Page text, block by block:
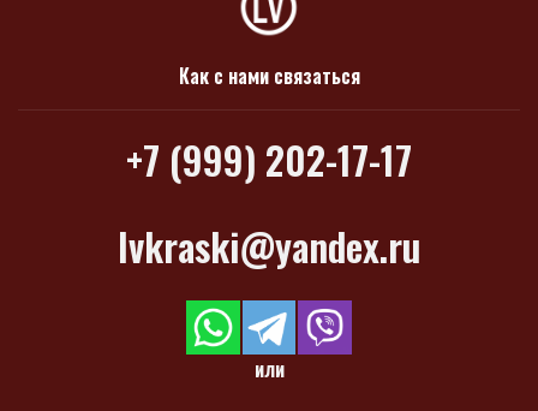
Как с нами связаться
+7 (999) 202-17-17
lvkraski@yandex.ru
или